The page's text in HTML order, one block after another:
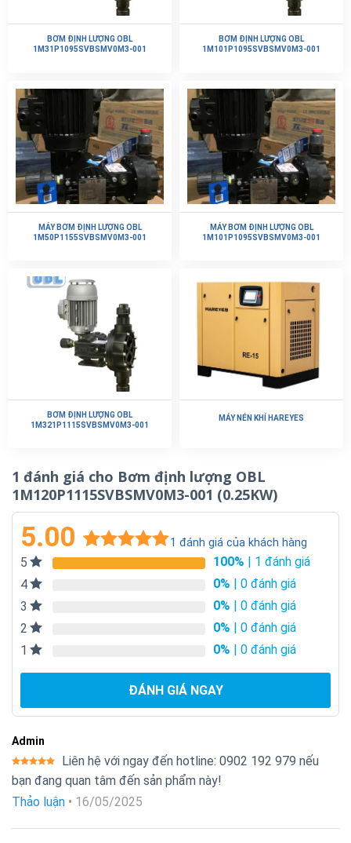
BƠM ĐỊNH LƯỢNG OBL
1M31P1095SVBSMV0M3-001
BƠM ĐỊNH LƯỢNG OBL
1M101P1095SVBSMV0M3-001
MÁY BƠM ĐỊNH LƯỢNG OBL
1M50P1155SVBSMV0M3-001
MÁY BƠM ĐỊNH LƯỢNG OBL
1M101P1095SVBSMV0M3-001
BƠM ĐỊNH LƯỢNG OBL
1M321P1115SVBSMV0M3-001
MÁY NÉN KHÍ HAREYES
1 đánh giá cho Bơm định lượng OBL
1M120P1115SVBSMV0M3-001 (0.25KW)
5.00 1 đánh giá của khách hàng
5 100% | 1 đánh giá
4
0% | 0 đánh giá
3
0% | 0 đánh giá
2
0% | 0 đánh giá
1
0% | 0 đánh giá
ĐÁNH GIÁ NGAY
Admin
Được xếp
hạng 5 5
Liên hệ với ngay đến hotline: 0902 192 979 nếu
bạn đang quan tâm đến sản phẩm này!
Thảo luận • 16/05/2025